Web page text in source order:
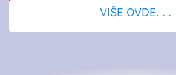
VIŠE OVDE. . .